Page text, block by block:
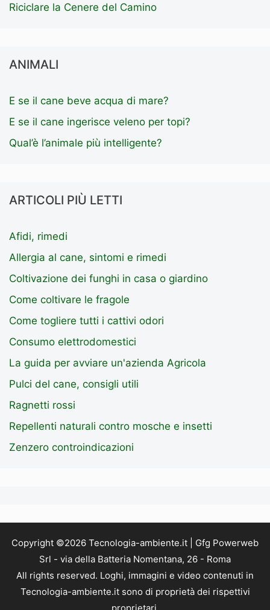
Riciclare la Cenere del Camino
ANIMALI
E se il cane beve acqua di mare?
E se il cane ingerisce veleno per topi?
Qual’è l’animale più intelligente?
ARTICOLI PIÙ LETTI
Afidi, rimedi
Allergia al cane, sintomi e rimedi
Coltivazione dei funghi in casa o giardino
Come coltivare le fragole
Come togliere tutti i cattivi odori
Consumo elettrodomestici
La guida per avviare un'azienda Agricola
Pulci del cane, consigli utili
Ragnetti rossi
Repellenti naturali contro mosche e insetti
Zenzero controindicazioni
Copyright ©2026 Tecnologia-ambiente.it | Gfg Powerweb
Srl - via della Batteria Nomentana, 26 - Roma
All rights reserved. Loghi, immagini e video contenuti in
Tecnologia-ambiente.it sono di proprietà dei rispettivi
proprietari.